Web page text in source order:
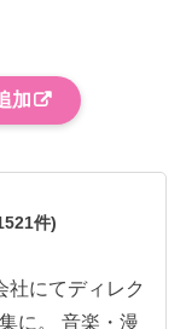
加
件)
社にてディレク
に。 音楽・漫